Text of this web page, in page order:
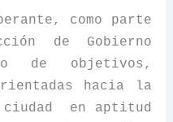
como parte
de
Gobierno
de
objetivos,
hacia la
ciudad
en aptitud